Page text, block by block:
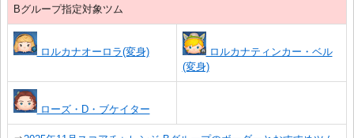
Bグループ指定対象ツム
ロルカナオーロラ(変身)
ロルカナティンカー・ベル
(変身)
ローズ・D・ブケイター